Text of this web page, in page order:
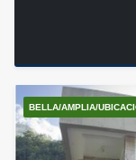
BELLA/AMPLIA/